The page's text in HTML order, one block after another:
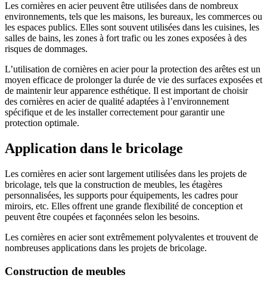
Les cornières en acier peuvent être utilisées dans de nombreux
environnements, tels que les maisons, les bureaux, les commerces ou
les espaces publics. Elles sont souvent utilisées dans les cuisines, les
salles de bains, les zones à fort trafic ou les zones exposées à des
risques de dommages.
L’utilisation de cornières en acier pour la protection des arêtes est un
moyen efficace de prolonger la durée de vie des surfaces exposées et
de maintenir leur apparence esthétique. Il est important de choisir
des cornières en acier de qualité adaptées à l’environnement
spécifique et de les installer correctement pour garantir une
protection optimale.
Application dans le bricolage
Les cornières en acier sont largement utilisées dans les projets de
bricolage, tels que la construction de meubles, les étagères
personnalisées, les supports pour équipements, les cadres pour
miroirs, etc. Elles offrent une grande flexibilité de conception et
peuvent être coupées et façonnées selon les besoins.
Les cornières en acier sont extrêmement polyvalentes et trouvent de
nombreuses applications dans les projets de bricolage.
Construction de meubles